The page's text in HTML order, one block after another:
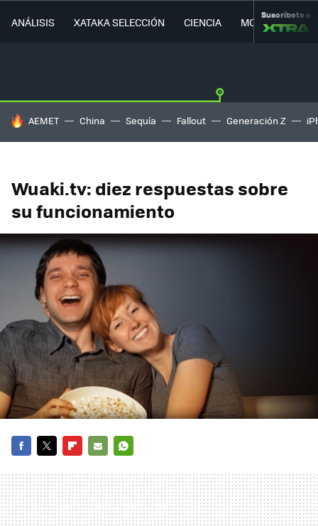
ANÁLISIS XATAKA SELECCIÓN CIENCIA MOVILIDAD
Suscríbete a
HOY SE HABLA DE
AEMET China Sequía Fallout Generación Z
Wuaki.tv: diez respuestas sobre
su funcionamiento
MAIL